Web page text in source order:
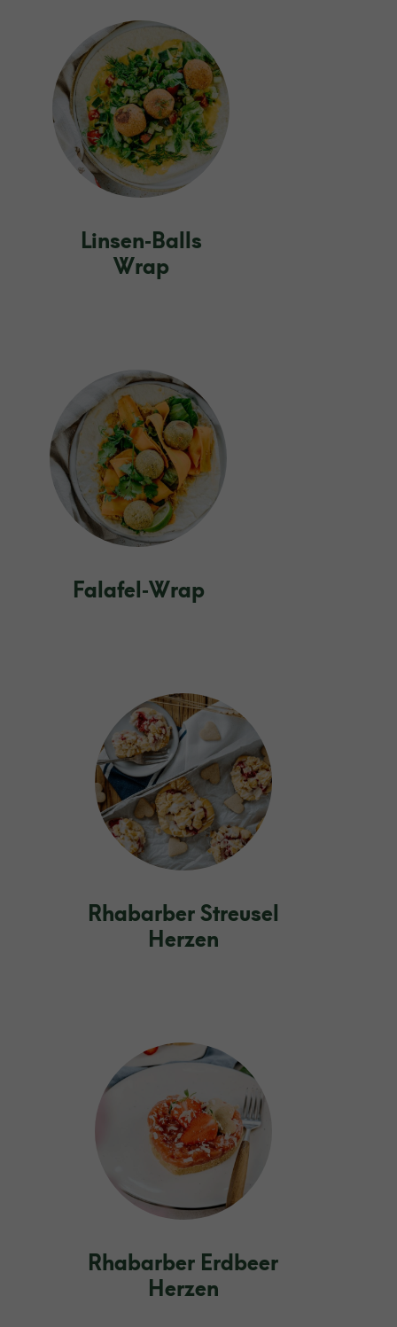
Linsen‑Balls
Wrap
Falafel‑Wrap
Rhabarber Streusel
Herzen
Rhabarber Erdbeer
Herzen